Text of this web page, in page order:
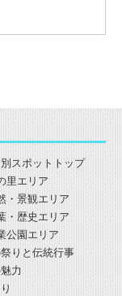
スポットトップ
里エリア
・景観エリア
・歴史エリア
公園エリア
りと伝統行事
力